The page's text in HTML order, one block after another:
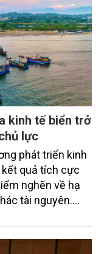
kinh tế biển trở
lực
phát triển kinh
kết quả tích cực
nghẽn về hạ
tài nguyên.
triển nhanh, bền
thúc đẩy tăng